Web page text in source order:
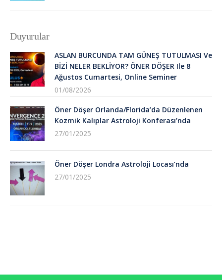
Duyurular
ASLAN BURCUNDA TAM GÜNEŞ TUTULMASI Ve
BİZİ NELER BEKLİYOR? ÖNER DÖŞER Ile 8
Ağustos Cumartesi, Online Seminer
01/08/2026
Öner Döşer Orlanda/Florida’da Düzenlenen
Kozmik Kalıplar Astroloji Konferası’nda
27/01/2025
Öner Döşer Londra Astroloji Locası’nda
27/01/2025